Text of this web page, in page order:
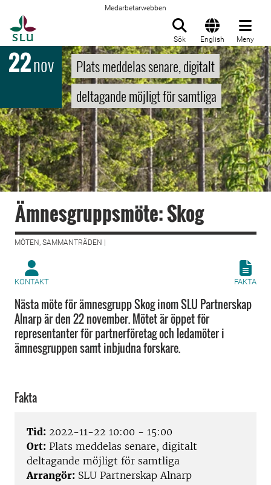
Medarbetarwebben
Sök English Meny
22nov
Plats meddelas senare, digitalt
deltagande möjligt för samtliga
Ämnesgruppsmöte: Skog
MÖTEN, SAMMANTRÄDEN |
KONTAKT FAKTA
Nästa möte för ämnesgrupp Skog inom SLU Partnerskap
Alnarp är den 22 november. Mötet är öppet för
representanter för partnerföretag och ledamöter i
ämnesgruppen samt inbjudna forskare.
Fakta
Tid: 2022-11-22 10:00 - 15:00
Ort: Plats meddelas senare, digitalt
deltagande möjligt för samtliga
Arrangör: SLU Partnerskap Alnarp